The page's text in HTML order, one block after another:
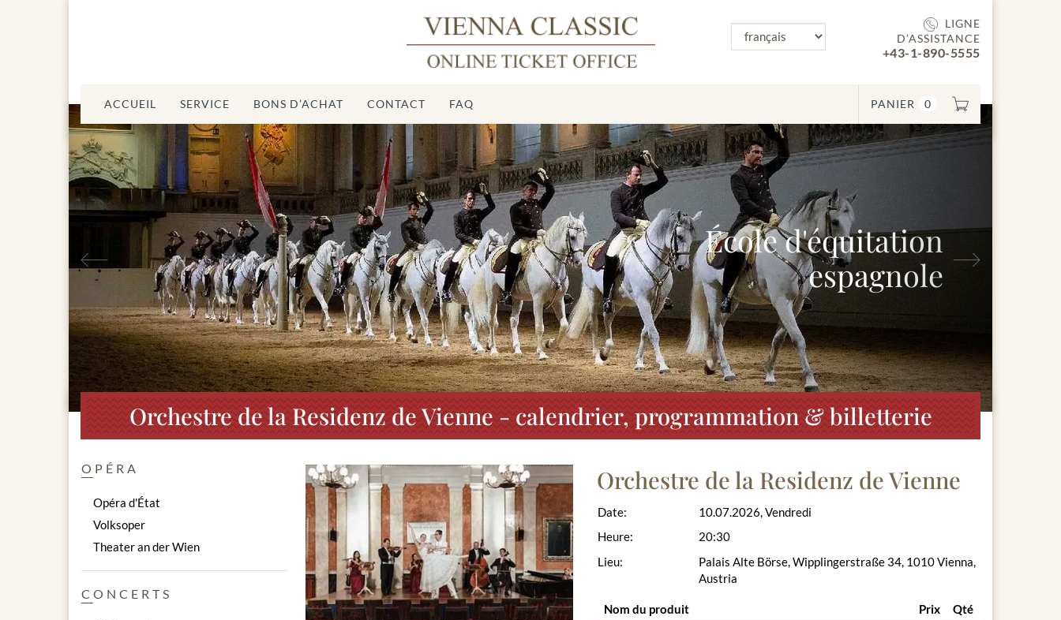
LIGNE
D’ASSISTANCE
+43-1-890-5555
PANIER 0
ACCUEIL SERVICE BONS D’ACHAT CONTACT FAQ
École d'équitation
espagnole
Précédent
Orchestre de la Residenz de Vienne - calendrier, programmation & billetterie
Orchestre de la Residenz de Vienne
Date:
Heure:
Lieu:
10.07.2026, Vendredi
20:30
Palais Alte Börse, Wipplingerstraße 34, 1010 Vienna,
Austria
Nom du produit Prix Qté
OPÉRA
Opéra d'État
Volksoper
Theater an der Wien
CONCERTS